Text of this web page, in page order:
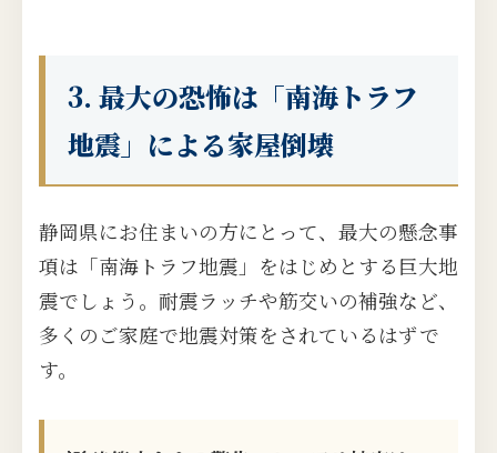
3. 最大の恐怖は「南海トラフ
地震」による家屋倒壊
静岡県にお住まいの方にとって、最大の懸念事
項は「南海トラフ地震」をはじめとする巨大地
震でしょう。耐震ラッチや筋交いの補強など、
多くのご家庭で地震対策をされているはずで
す。